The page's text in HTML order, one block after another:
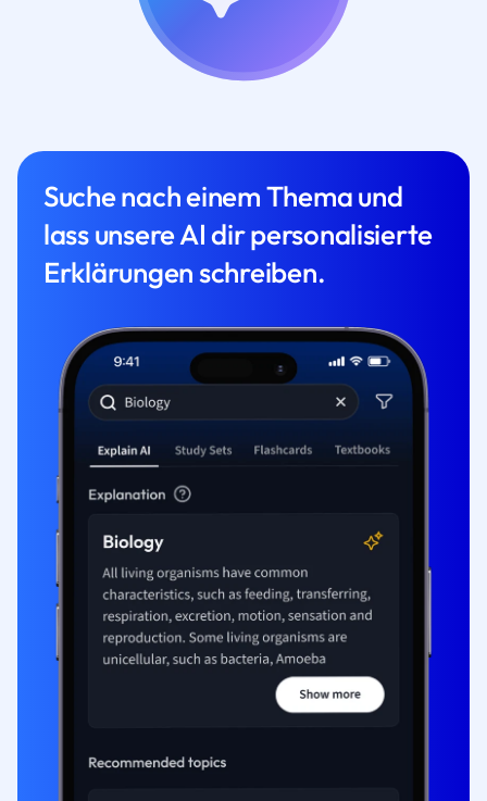
Suche nach einem Thema und
lass unsere AI dir personalisierte
Erklärungen schreiben.